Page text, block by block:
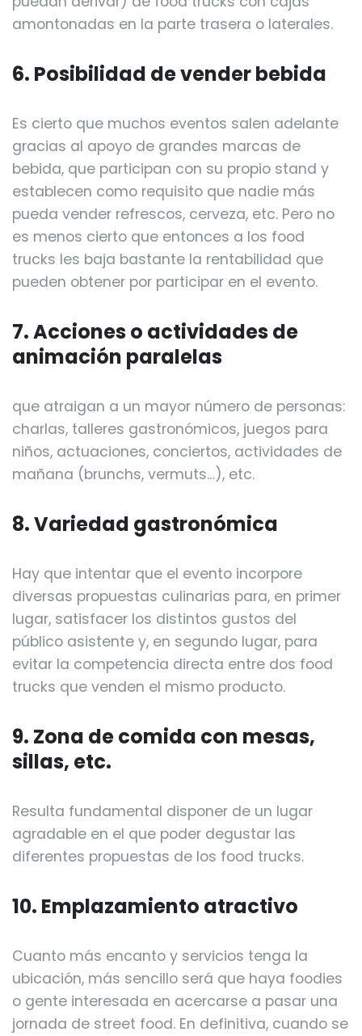
amontonadas en la parte trasera o laterales.
6. Posibilidad de vender bebida
Es cierto que muchos eventos salen adelante
gracias al apoyo de grandes marcas de
bebida, que participan con su propio stand y
establecen como requisito que nadie más
pueda vender refrescos, cerveza, etc. Pero no
es menos cierto que entonces a los food
trucks les baja bastante la rentabilidad que
pueden obtener por participar en el evento.
7. Acciones o actividades de
animación paralelas
que atraigan a un mayor número de personas:
charlas, talleres gastronómicos, juegos para
niños, actuaciones, conciertos, actividades de
mañana (brunchs, vermuts…), etc.
8. Variedad gastronómica
Hay que intentar que el evento incorpore
diversas propuestas culinarias para, en primer
lugar, satisfacer los distintos gustos del
público asistente y, en segundo lugar, para
evitar la competencia directa entre dos food
trucks que venden el mismo producto.
9. Zona de comida con mesas,
sillas, etc.
Resulta fundamental disponer de un lugar
agradable en el que poder degustar las
diferentes propuestas de los food trucks.
10. Emplazamiento atractivo
Cuanto más encanto y servicios tenga la
ubicación, más sencillo será que haya foodies
o gente interesada en acercarse a pasar una
jornada de street food. En definitiva, cuando se